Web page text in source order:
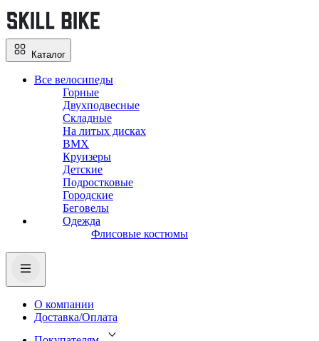
Каталог
Все велосипеды
Горные
Двухподвесные
Складные
На литых дисках
BMX
Круизеры
Детские
Подростковые
Городские
Беговелы
Одежда
Флисовые костюмы
О компании
Доставка/Оплата